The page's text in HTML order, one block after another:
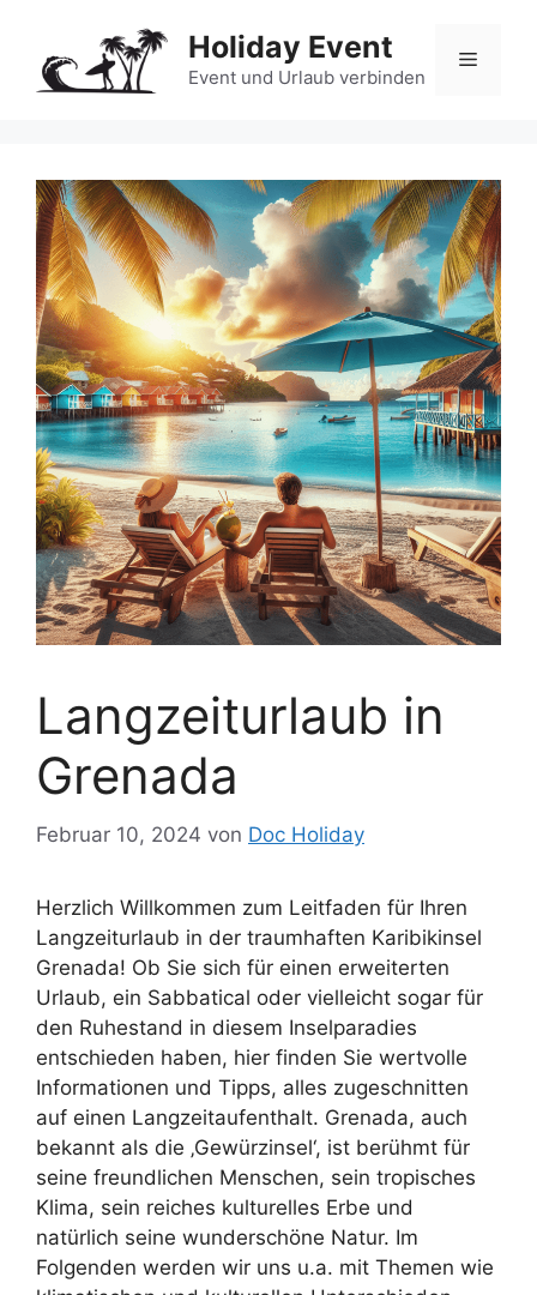
springen
Holiday Event
Event und Urlaub verbinden
Menü
Langzeiturlaub in
Grenada
Februar 10, 2024 von Doc Holiday
Herzlich Willkommen zum Leitfaden für Ihren
Langzeiturlaub in der traumhaften Karibikinsel
Grenada! Ob Sie sich für einen erweiterten
Urlaub, ein Sabbatical oder vielleicht sogar für
den Ruhestand in diesem Inselparadies
entschieden haben, hier finden Sie wertvolle
Informationen und Tipps, alles zugeschnitten
auf einen Langzeitaufenthalt. Grenada, auch
bekannt als die ‚Gewürzinsel‘, ist berühmt für
seine freundlichen Menschen, sein tropisches
Klima, sein reiches kulturelles Erbe und
natürlich seine wunderschöne Natur. Im
Folgenden werden wir uns u.a. mit Themen wie